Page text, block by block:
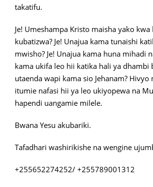
takatifu.
Je! Umeshampa Kristo maisha yako
kubatizwa? Je! Unajua kama tunaishi
mwisho? Je! Unajua kama huna mihadi
kama ukifa leo hii katika hali ya dhambi
utaenda wapi kama sio Jehanam? Hivyo
itumie nafasi hii ya leo ukiyopewa na
hapendi uangamie milele.
Bwana Yesu akubariki.
Tafadhari washirikishe na wengine
+255652274252/ +255789001312